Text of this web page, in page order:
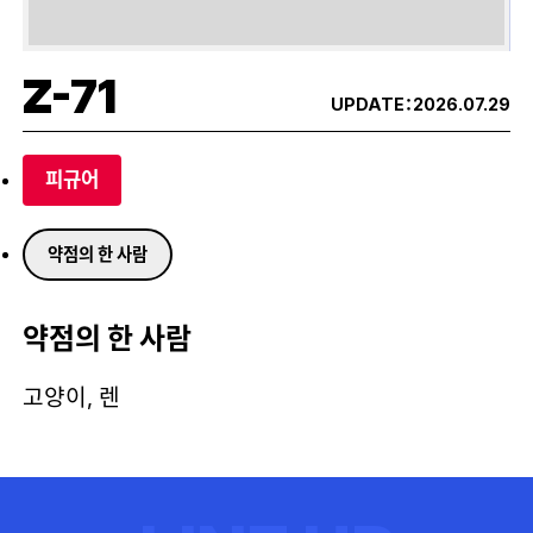
Z-71 UPDATE：2026.07.29
피규어
약점의 한 사람
약점의 한 사람
고양이, 렌